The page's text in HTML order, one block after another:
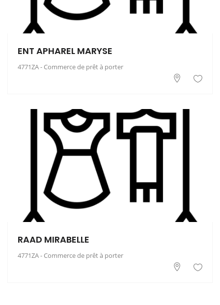
ENT APHAREL MARYSE
4771ZA - Commerce de prêt à porter
RAAD MIRABELLE
4771ZA - Commerce de prêt à porter